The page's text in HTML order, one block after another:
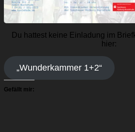
Du hattest keine Einladung im
hier:
„Wunderkammer 1+2“
Gefällt mir: